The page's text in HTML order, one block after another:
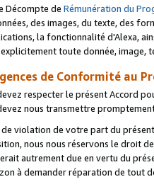
Décompte de Rémunération du
des images, du texte, des
la fonctionnalité d'Alexa,
toute donnée, image,
de Conformité au
respecter le présent Accord
nous transmettre
de violation de votre part du
nous nous réservons le droit
autrement due en vertu du
à demander réparation de tout